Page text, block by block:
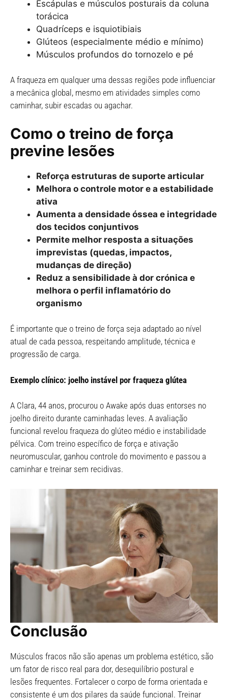
Escápulas e músculos posturais da coluna
torácica
Quadríceps e isquiotibiais
Glúteos (especialmente médio e mínimo)
Músculos profundos do tornozelo e pé
A fraqueza em qualquer uma dessas regiões pode influenciar
a mecânica global, mesmo em atividades simples como
caminhar, subir escadas ou agachar.
Como o treino de força
previne lesões
Reforça estruturas de suporte articular
Melhora o controle motor e a estabilidade
ativa
Aumenta a densidade óssea e integridade
dos tecidos conjuntivos
Permite melhor resposta a situações
imprevistas (quedas, impactos,
mudanças de direção)
Reduz a sensibilidade à dor crónica e
melhora o perfil inflamatório do
organismo
É importante que o treino de força seja adaptado ao nível
atual de cada pessoa, respeitando amplitude, técnica e
progressão de carga.
Exemplo clínico: joelho instável por fraqueza glútea
A Clara, 44 anos, procurou o Awake após duas entorses no
joelho direito durante caminhadas leves. A avaliação
funcional revelou fraqueza do glúteo médio e instabilidade
pélvica. Com treino específico de força e ativação
neuromuscular, ganhou controle do movimento e passou a
caminhar e treinar sem recidivas.
Conclusão
Músculos fracos não são apenas um problema estético, são
um fator de risco real para dor, desequilíbrio postural e
lesões frequentes. Fortalecer o corpo de forma orientada e
consistente é um dos pilares da saúde funcional. Treinar